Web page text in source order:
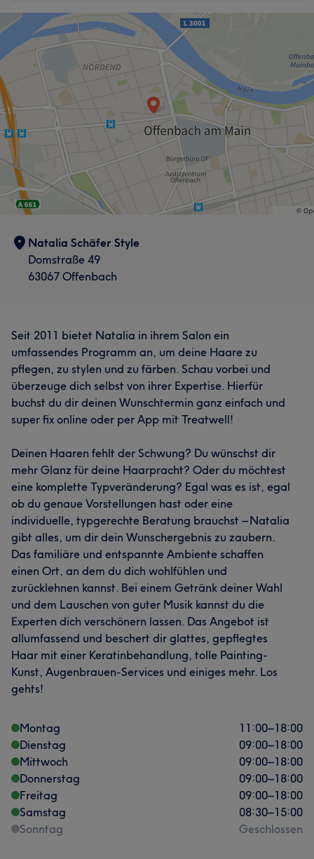
Was unsere Kunden über Natalia sagen
Professionell 35 Herzlich 24 Talentiert 18
Erfahren 17
Was unsere Kunden über Ana sagen
Freundlich
Natalia Schäfer Style
Domstraße 49
63067 Offenbach
Seit 2011 bietet Natalia in ihrem Salon ein
umfassendes Programm an, um deine Haare zu
pflegen, zu stylen und zu färben. Schau vorbei und
überzeuge dich selbst von ihrer Expertise. Hierfür
buchst du dir deinen Wunschtermin ganz einfach und
super fix online oder per App mit Treatwell!
Deinen Haaren fehlt der Schwung? Du wünschst dir
mehr Glanz für deine Haarpracht? Oder du möchtest
eine komplette Typveränderung? Egal was es ist, egal
ob du genaue Vorstellungen hast oder eine
individuelle, typgerechte Beratung brauchst – Natalia
gibt alles, um dir dein Wunschergebnis zu zaubern.
Das familiäre und entspannte Ambiente schaffen
einen Ort, an dem du dich wohlfühlen und
zurücklehnen kannst. Bei einem Getränk deiner Wahl
und dem Lauschen von guter Musik kannst du die
Experten dich verschönern lassen. Das Angebot ist
allumfassend und beschert dir glattes, gepflegtes
Haar mit einer Keratinbehandlung, tolle Painting-
Kunst, Augenbrauen-Services und einiges mehr. Los
gehts!
Montag 11:00–18:00
Dienstag
09:00–18:00
Mittwoch
09:00–18:00
Donnerstag
09:00–18:00
Freitag
09:00–18:00
Samstag
08:30–15:00
Sonntag
Geschlossen